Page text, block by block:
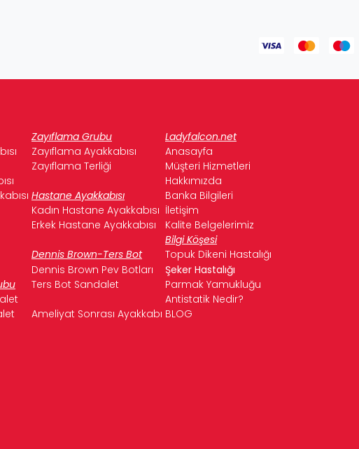
Zayıflama Grubu
Ladyfalcon.net
Zayıflama Ayakkabısı
Anasayfa
Zayıflama Terliği
Müşteri Hizmetleri
Hakkımızda
Hastane Ayakkabısı
Banka Bilgileri
Kadın Hastane Ayakkabısı İletişim
Erkek Hastane Ayakkabısı
Kalite Belgelerimiz
Bilgi Köşesi
Dennis Brown-Ters Bot
Topuk Dikeni Hastalığı
Dennis Brown Pev Botları
Şeker Hastalığı
Ters Bot Sandalet
Parmak Yamukluğu
Antistatik Nedir?
Ameliyat Sonrası Ayakkabı BLOG